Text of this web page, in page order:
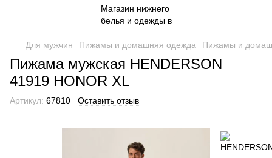
Для мужчин Пижамы и домашняя одежда Пижамы и
Пижама мужская HENDERSON
41919 HONOR XL
Артикул: 67810 Оставить отзыв